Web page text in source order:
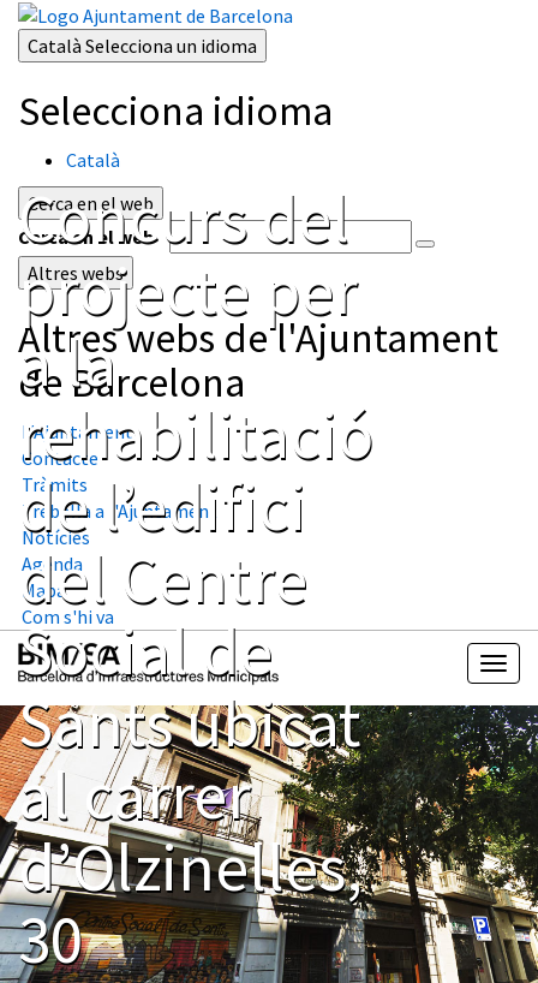
Català Selecciona un idioma
Selecciona idioma
Català
Cerca en el web
Cerca en el web
Altres webs
Altres webs de l'Ajuntament
de Barcelona
L'Ajuntament
Contacte
Tràmits
Treballa a l'Ajuntament
Notícies
Agenda
Mapa
Com s'hi va
Concurs del
projecte per
a la
rehabilitació
de l’edifici
del Centre
Social de
Sants ubicat
al carrer
d’Olzinelles,
30